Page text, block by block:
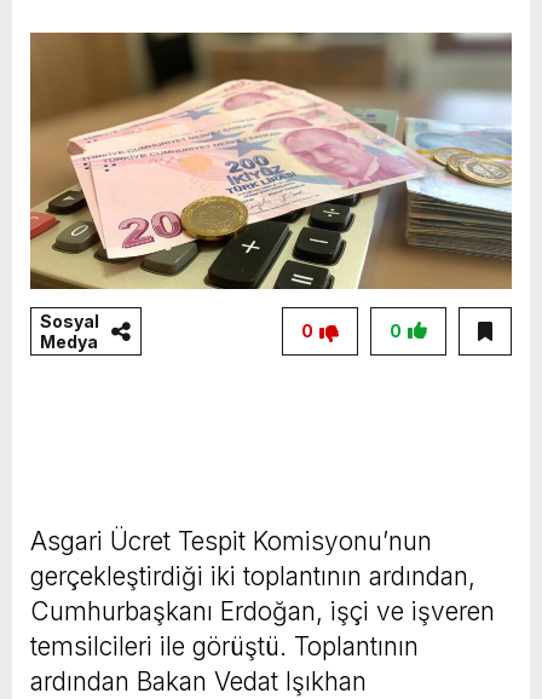
Sosyal
Medya
0
0
Asgari Ücret Tespit Komisyonu’nun
gerçekleştirdiği iki toplantının ardından,
Cumhurbaşkanı Erdoğan, işçi ve işveren
temsilcileri ile görüştü. Toplantının
ardından Bakan Vedat Işıkhan